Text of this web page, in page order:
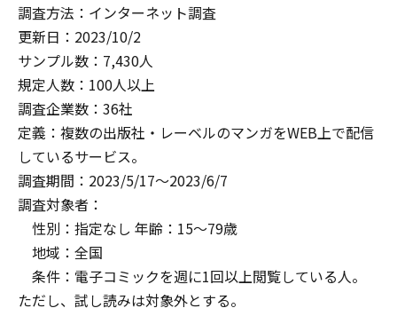
調査方法：インターネット調査
更新日：2023/10/2
サンプル数：7,430人
規定人数：100人以上
調査企業数：36社
定義：複数の出版社・レーベルのマンガをWEB上で配信
しているサービス。
調査期間：2023/5/17～2023/6/7
調査対象者：
性別：指定なし 年齢：15～79歳
地域：全国
条件：電子コミックを週に1回以上閲覧している人。
ただし、試し読みは対象外とする。